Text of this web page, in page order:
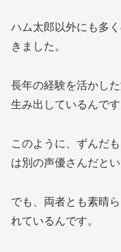
ハム太郎以外にも多
きました。
長年の経験を活かし
生み出しているんです
このように、ずんだ
は別の声優さんだと
でも、両者とも素晴
れているんです。